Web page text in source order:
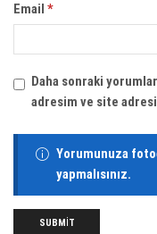
Email *
Daha sonraki
adresim ve site
Yorumunuza
yapmalısınız.